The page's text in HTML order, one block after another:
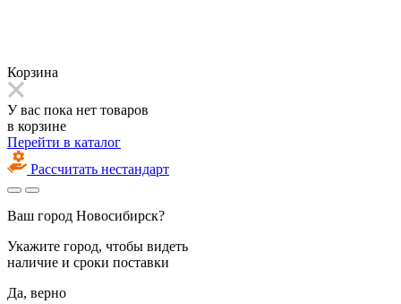
Корзина
У вас пока нет товаров
в корзине
Перейти в каталог
Рассчитать нестандарт
Ваш город Новосибирск?
Укажите город, чтобы видеть
наличие и сроки поставки
Да, верно